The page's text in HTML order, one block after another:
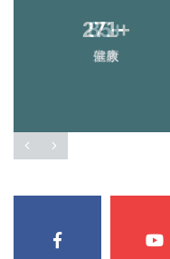
271+
健康